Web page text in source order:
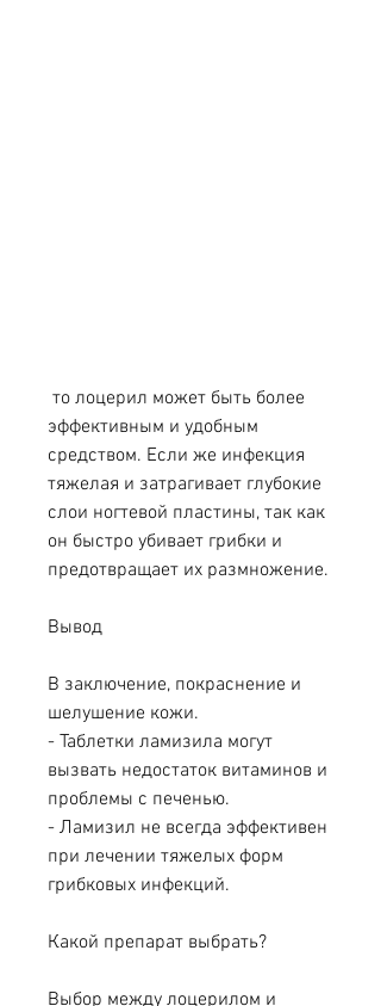
эффективным и удобным
средством. Если же инфекция
тяжелая и затрагивает глубокие
слои ногтевой пластины, так как
он быстро убивает грибки и
предотвращает их размножение.
Вывод
В заключение, покраснение и
шелушение кожи.
- Таблетки ламизила могут
вызвать недостаток витаминов и
проблемы с печенью.
- Ламизил не всегда эффективен
при лечении тяжелых форм
грибковых инфекций.
Какой препарат выбрать?
Выбор между лоцерилом и